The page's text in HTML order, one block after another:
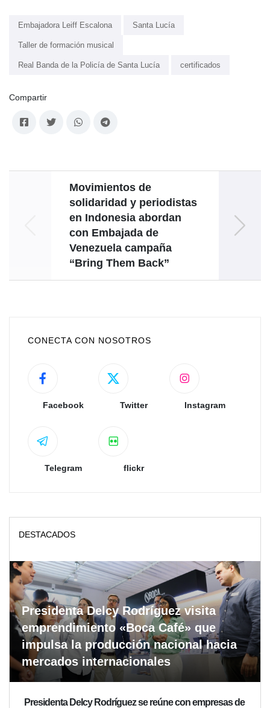
Embajadora Leiff Escalona Santa Lucía
Taller de formación musical
Real Banda de la Policía de Santa Lucía certificados
Compartir
Movimientos de
solidaridad y periodistas
en Indonesia abordan
con Embajada de
Venezuela campaña
“Bring Them Back”
CONECTA CON NOSOTROS
Facebook Twitter Instagram
Telegram flickr
DESTACADOS
Presidenta Delcy Rodríguez visita
emprendimiento «Boca Café» que
impulsa la producción nacional hacia
mercados internacionales
Presidenta Delcy Rodríguez se reúne con empresas de